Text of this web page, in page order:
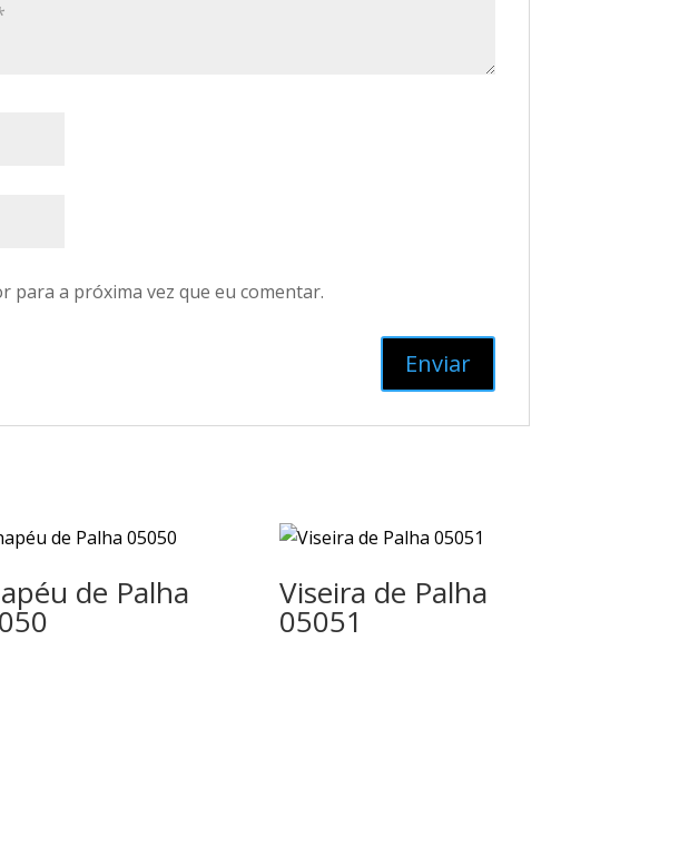
para a próxima vez que eu comentar.
de Palha Viseira de Palha
05051